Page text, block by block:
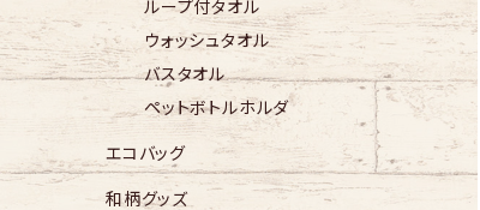
ループ付タオル
ウォッシュタオル
バスタオル
ペットボトルホルダ
エコバッグ
和柄グッズ